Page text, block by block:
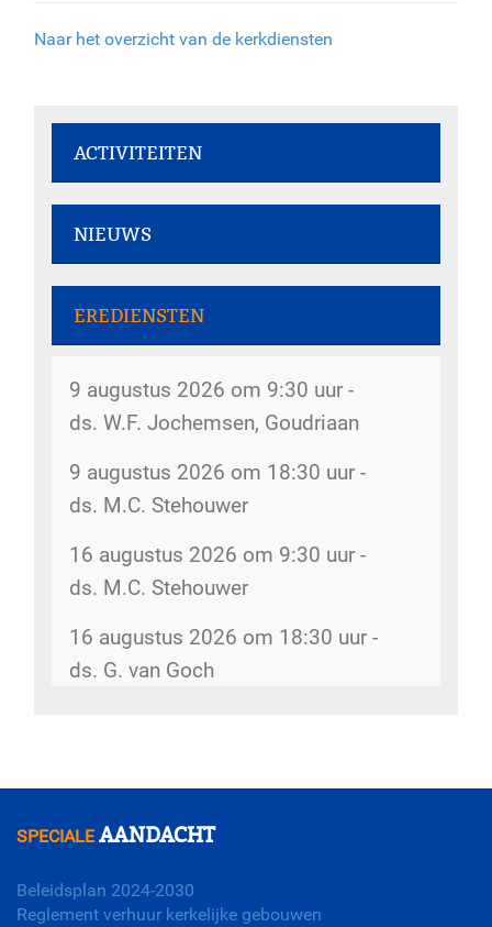
Naar het overzicht van de kerkdiensten
ACTIVITEITEN
Rommelmarkt - 8 augustus 2026
Dorpsstraat 207
De kerk is open - 8 augustus 2026
kerk
Rommelmarkt - 12 augustus 2026
Dorpsstraat 207
Rommelmarkt - 14 augustus 2026
Dorpsstraat 207
Kopij kerkbode - 14 augustus 2026
5gemeenten@hervormdscherpenzeel.nl
Rommelmarkt - 15 augustus 2026
Dorpsstraat 207
NIEUWS
Gemeenteweekend - 31 juli 2026
2026
Inventarisatie bijbelkringen - 29 juli
2026
Omzien naar elkaar - 17 juli 2026
Veranderingen kerkenraad - 3 juli
EREDIENSTEN
9 augustus 2026 om 9:30 uur -
ds. W.F. Jochemsen, Goudriaan
9 augustus 2026 om 18:30 uur -
ds. M.C. Stehouwer
16 augustus 2026 om 9:30 uur -
ds. M.C. Stehouwer
16 augustus 2026 om 18:30 uur -
ds. G. van Goch
SPECIALEAANDACHT
Beleidsplan 2024-2030
Reglement verhuur kerkelijke gebouwen